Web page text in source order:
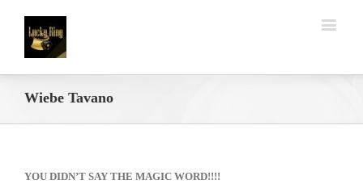
Wiebe Tavano
YOU DIDN’T SAY THE MAGIC WORD!!!!